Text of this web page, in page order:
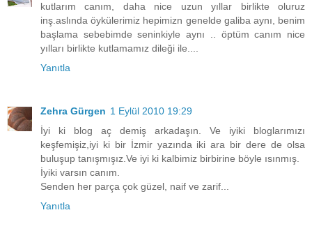
kutlarım canım, daha nice uzun yıllar birlikte oluruz
inş.aslında öykülerimiz hepimizn genelde galiba aynı, benim
başlama sebebimde seninkiyle aynı .. öptüm canım nice
yılları birlikte kutlamamız dileği ile....
Yanıtla
Zehra Gürgen 1 Eylül 2010 19:29
İyi ki blog aç demiş arkadaşın. Ve iyiki bloglarımızı
keşfemişiz,iyi ki bir İzmir yazında iki ara bir dere de olsa
buluşup tanışmışız.Ve iyi ki kalbimiz birbirine böyle ısınmış.
İyiki varsın canım.
Senden her parça çok güzel, naif ve zarif...
Yanıtla